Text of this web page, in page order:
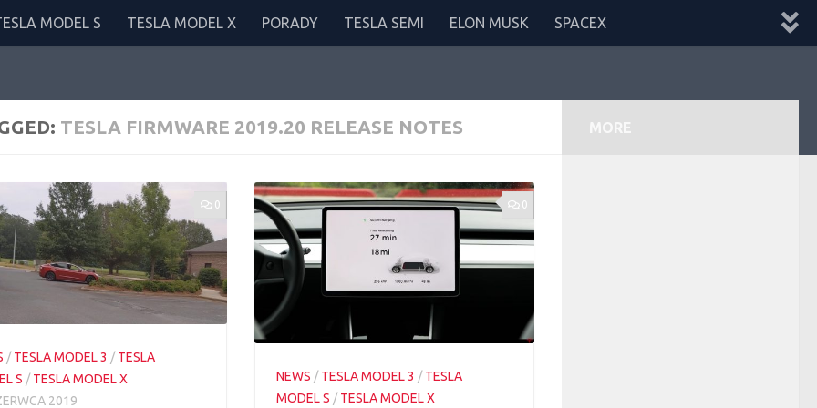
MODEL S TESLA MODEL X PORADY TESLA SEMI ELON MUSK SPACEX
TESLA FIRMWARE 2019.20 RELEASE NOTES
0
/TESLA MODEL 3 /TESLA
S /TESLA MODEL X
2019
0
NEWS /TESLA MODEL 3 /TESLA
MODEL S /TESLA MODEL X
MORE